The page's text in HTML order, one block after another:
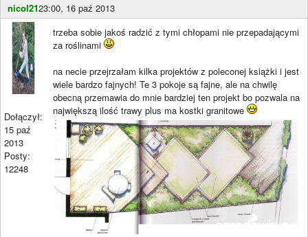
nicol2123:00, 16 paź 2013
Dołączył:
15 paź
2013
Posty:
12248
trzeba sobie jakoś radzić z tymi chłopami nie przepadającymi
za roślinami
na necie przejrzałam kilka projektów z poleconej książki i jest
wiele bardzo fajnych! Te 3 pokoje są fajne, ale na chwilę
obecną przemawia do mnie bardziej ten projekt bo pozwala na
największą ilość trawy plus ma kostki granitowe